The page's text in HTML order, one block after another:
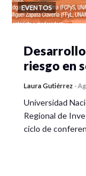
EVENTOS
riesgo en
Laura Gutiérrez -
Universidad
Regional de
ciclo de